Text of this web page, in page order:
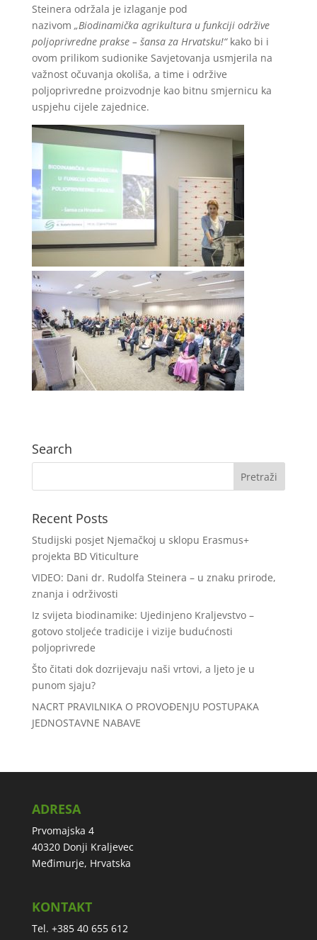
Steinera održala je izlaganje pod
nazivom „Biodinamička agrikultura u funkciji održive
poljoprivredne prakse – šansa za Hrvatsku!“ kako bi i
ovom prilikom sudionike Savjetovanja usmjerila na
važnost očuvanja okoliša, a time i održive
poljoprivredne proizvodnje kao bitnu smjernicu ka
uspjehu cijele zajednice.
Search
Recent Posts
Studijski posjet Njemačkoj u sklopu Erasmus+
projekta BD Viticulture
VIDEO: Dani dr. Rudolfa Steinera – u znaku prirode,
znanja i održivosti
Iz svijeta biodinamike: Ujedinjeno Kraljevstvo –
gotovo stoljeće tradicije i vizije budućnosti
poljoprivrede
Što čitati dok dozrijevaju naši vrtovi, a ljeto je u
punom sjaju?
NACRT PRAVILNIKA O PROVOĐENJU POSTUPAKA
JEDNOSTAVNE NABAVE
ADRESA
Prvomajska 4
40320 Donji Kraljevec
Međimurje, Hrvatska
KONTAKT
Tel. +385 40 655 612